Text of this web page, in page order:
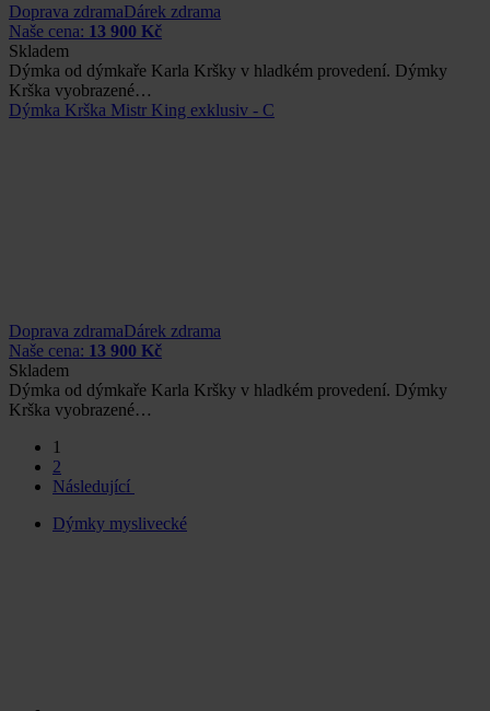
Doprava zdramaDárek zdrama
Naše cena: 13 900 Kč
Skladem
Dýmka od dýmkaře Karla Kršky v hladkém provedení. Dýmky
Krška vyobrazené…
Dýmka Krška Mistr King exklusiv - C
Doprava zdramaDárek zdrama
Naše cena: 13 900 Kč
Skladem
Dýmka od dýmkaře Karla Kršky v hladkém provedení. Dýmky
Krška vyobrazené…
1
2
Následující
Dýmky myslivecké